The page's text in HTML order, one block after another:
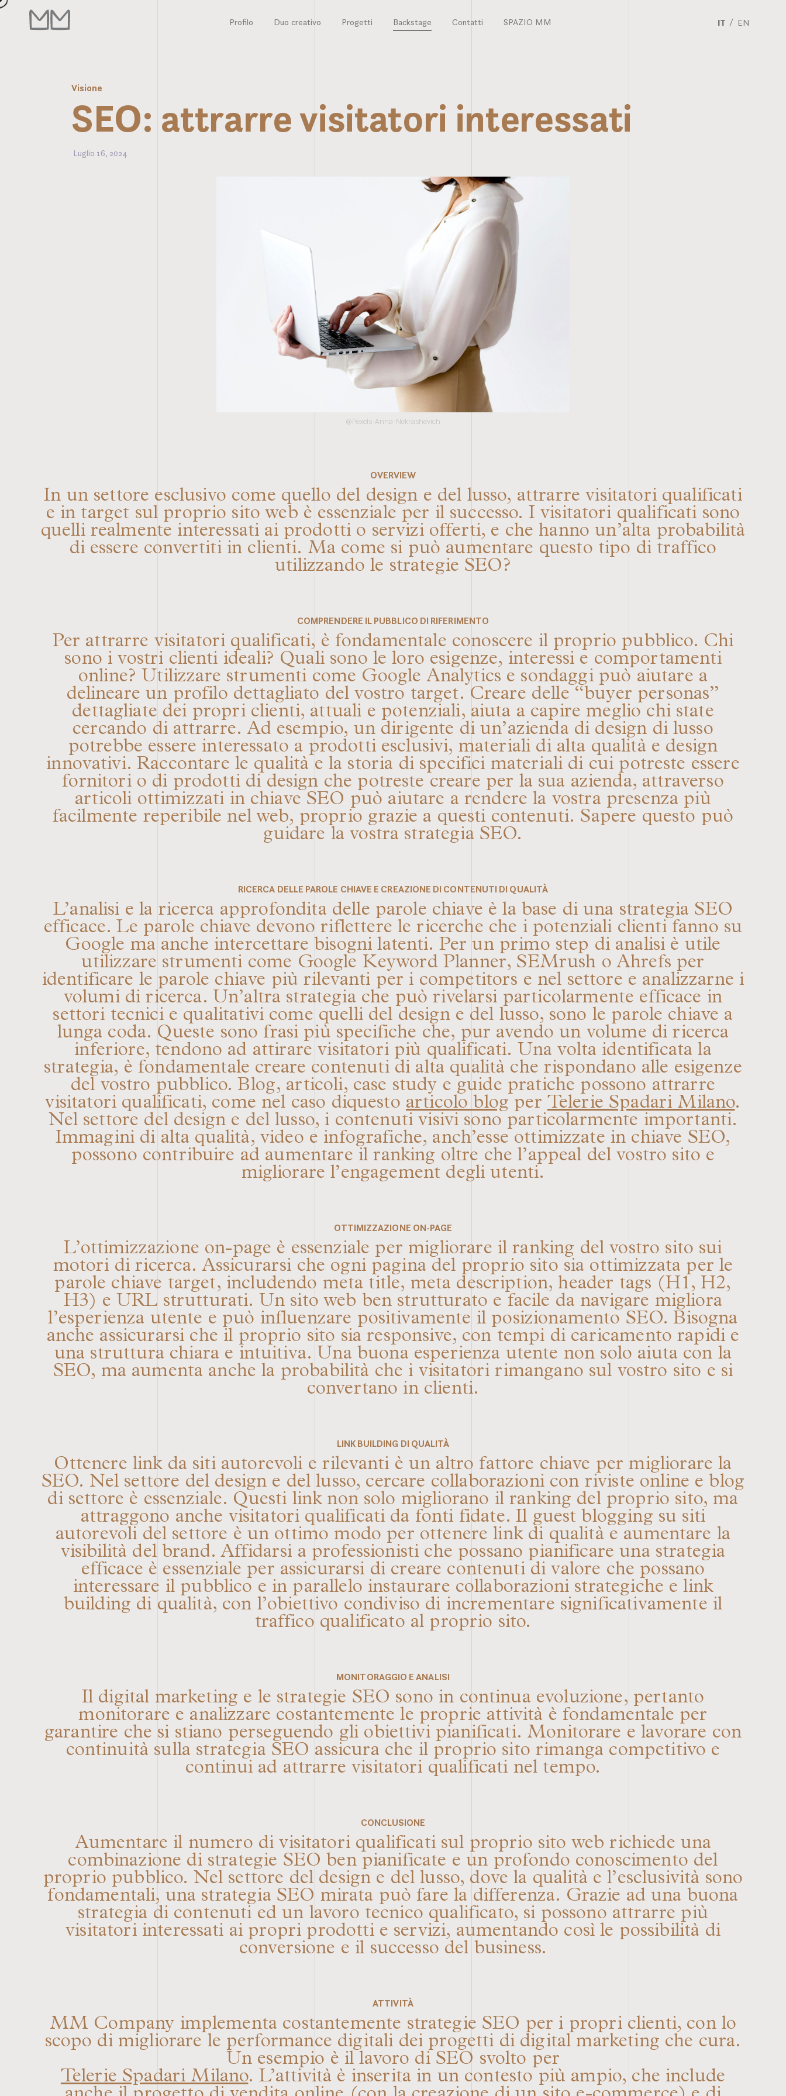
Profilo Duo creativo Progetti Backstage Contatti SPAZIO MM IT EN
Visione
SEO: attrarre visitatori interessati
Luglio 16, 2024
@Pexels-Anna-Nekrashevich
OVERVIEW
In un settore esclusivo come quello del design e del lusso, attrarre visitatori qualificati
e in target sul proprio sito web è essenziale per il successo. I visitatori qualificati sono
quelli realmente interessati ai prodotti o servizi offerti, e che hanno un’alta probabilità
di essere convertiti in clienti. Ma come si può aumentare questo tipo di traffico
utilizzando le strategie SEO?
COMPRENDERE IL PUBBLICO DI RIFERIMENTO
Per attrarre visitatori qualificati, è fondamentale conoscere il proprio pubblico. Chi
sono i vostri clienti ideali? Quali sono le loro esigenze, interessi e comportamenti
online? Utilizzare strumenti come Google Analytics e sondaggi può aiutare a
delineare un profilo dettagliato del vostro target. Creare delle “buyer personas”
dettagliate dei propri clienti, attuali e potenziali, aiuta a capire meglio chi state
cercando di attrarre. Ad esempio, un dirigente di un’azienda di design di lusso
potrebbe essere interessato a prodotti esclusivi, materiali di alta qualità e design
innovativi. Raccontare le qualità e la storia di specifici materiali di cui potreste essere
fornitori o di prodotti di design che potreste creare per la sua azienda, attraverso
articoli ottimizzati in chiave SEO può aiutare a rendere la vostra presenza più
facilmente reperibile nel web, proprio grazie a questi contenuti. Sapere questo può
guidare la vostra strategia SEO.
RICERCA DELLE PAROLE CHIAVE E CREAZIONE DI CONTENUTI DI QUALITÀ
L’analisi e la ricerca approfondita delle parole chiave è la base di una strategia SEO
efficace. Le parole chiave devono riflettere le ricerche che i potenziali clienti fanno su
Google ma anche intercettare bisogni latenti. Per un primo step di analisi è utile
utilizzare strumenti come Google Keyword Planner, SEMrush o Ahrefs per
identificare le parole chiave più rilevanti per i competitors e nel settore e analizzarne i
volumi di ricerca. Un’altra strategia che può rivelarsi particolarmente efficace in
settori tecnici e qualitativi come quelli del design e del lusso, sono le parole chiave a
lunga coda. Queste sono frasi più specifiche che, pur avendo un volume di ricerca
inferiore, tendono ad attirare visitatori più qualificati. Una volta identificata la
strategia, è fondamentale creare contenuti di alta qualità che rispondano alle esigenze
del vostro pubblico. Blog, articoli, case study e guide pratiche possono attrarre
visitatori qualificati, come nel caso diquesto articolo blog per Telerie Spadari Milano.
Nel settore del design e del lusso, i contenuti visivi sono particolarmente importanti.
Immagini di alta qualità, video e infografiche, anch’esse ottimizzate in chiave SEO,
possono contribuire ad aumentare il ranking oltre che l’appeal del vostro sito e
migliorare l’engagement degli utenti.
OTTIMIZZAZIONE ON-PAGE
L’ottimizzazione on-page è essenziale per migliorare il ranking del vostro sito sui
motori di ricerca. Assicurarsi che ogni pagina del proprio sito sia ottimizzata per le
parole chiave target, includendo meta title, meta description, header tags (H1, H2,
H3) e URL strutturati. Un sito web ben strutturato e facile da navigare migliora
l’esperienza utente e può influenzare positivamente il posizionamento SEO. Bisogna
anche assicurarsi che il proprio sito sia responsive, con tempi di caricamento rapidi e
una struttura chiara e intuitiva. Una buona esperienza utente non solo aiuta con la
SEO, ma aumenta anche la probabilità che i visitatori rimangano sul vostro sito e si
convertano in clienti.
LINK BUILDING DI QUALITÀ
Ottenere link da siti autorevoli e rilevanti è un altro fattore chiave per migliorare la
SEO. Nel settore del design e del lusso, cercare collaborazioni con riviste online e blog
di settore è essenziale. Questi link non solo migliorano il ranking del proprio sito, ma
attraggono anche visitatori qualificati da fonti fidate. Il guest blogging su siti
autorevoli del settore è un ottimo modo per ottenere link di qualità e aumentare la
visibilità del brand. Affidarsi a professionisti che possano pianificare una strategia
efficace è essenziale per assicurarsi di creare contenuti di valore che possano
interessare il pubblico e in parallelo instaurare collaborazioni strategiche e link
building di qualità, con l’obiettivo condiviso di incrementare significativamente il
traffico qualificato al proprio sito.
MONITORAGGIO E ANALISI
Il digital marketing e le strategie SEO sono in continua evoluzione, pertanto
monitorare e analizzare costantemente le proprie attività è fondamentale per
garantire che si stiano perseguendo gli obiettivi pianificati. Monitorare e lavorare con
continuità sulla strategia SEO assicura che il proprio sito rimanga competitivo e
continui ad attrarre visitatori qualificati nel tempo.
CONCLUSIONE
Aumentare il numero di visitatori qualificati sul proprio sito web richiede una
combinazione di strategie SEO ben pianificate e un profondo conoscimento del
proprio pubblico. Nel settore del design e del lusso, dove la qualità e l’esclusività sono
fondamentali, una strategia SEO mirata può fare la differenza. Grazie ad una buona
strategia di contenuti ed un lavoro tecnico qualificato, si possono attrarre più
visitatori interessati ai propri prodotti e servizi, aumentando così le possibilità di
conversione e il successo del business.
ATTIVITÀ
MM Company implementa costantemente strategie SEO per i propri clienti, con lo
scopo di migliorare le performance digitali dei progetti di digital marketing che cura.
Un esempio è il lavoro di SEO svolto per
Telerie Spadari Milano. L’attività è inserita in un contesto più ampio, che include